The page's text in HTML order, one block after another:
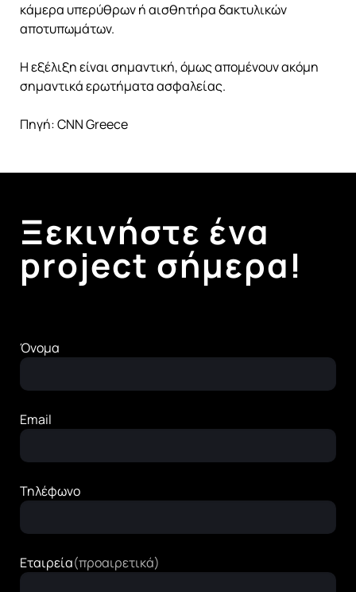
κάμερα υπερύθρων ή αισθητήρα δακτυλικών
αποτυπωμάτων.
Η εξέλιξη είναι σημαντική, όμως απομένουν ακόμη
σημαντικά ερωτήματα ασφαλείας.
Πηγή: CNN Greece
Ξεκινήστε ένα
project σήμερα!
Όνομα
Email
Τηλέφωνο
Εταιρεία(προαιρετικά)